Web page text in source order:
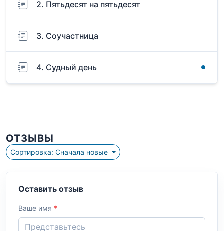
2. Пятьдесят на пятьдесят
3. Соучастница
4. Судный день
ОТЗЫВЫ
Сортировка: Сначала новые
Оставить отзыв
Ваше имя *